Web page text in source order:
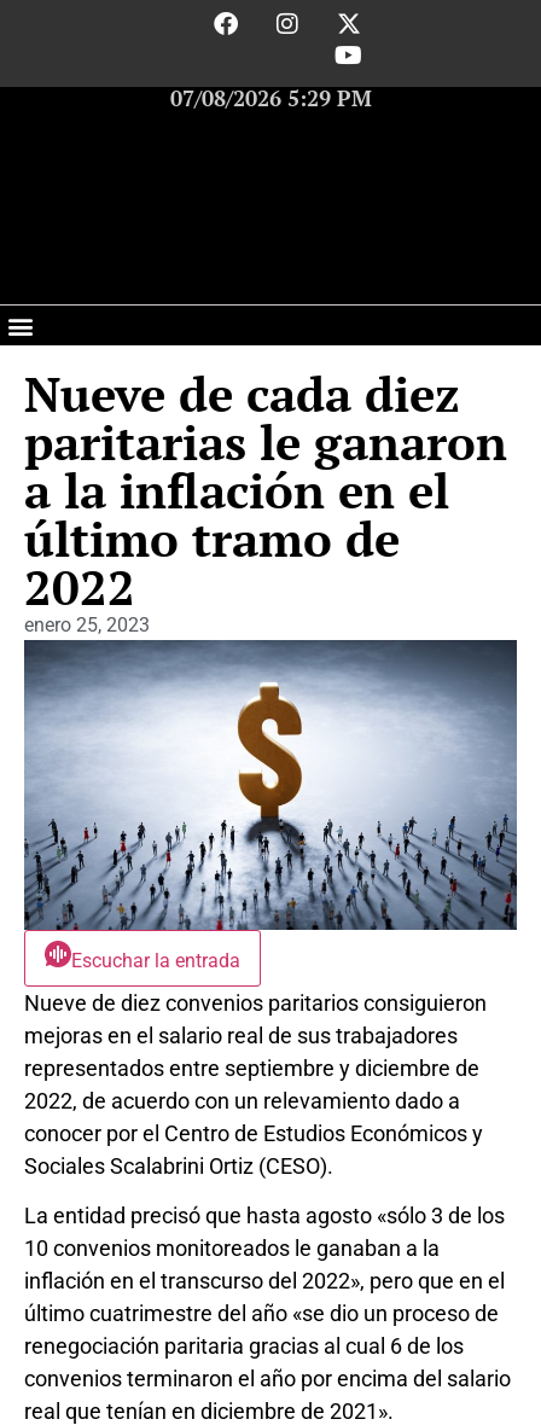
07/08/2026 5:29 PM
Nueve de cada diez
paritarias le ganaron
a la inflación en el
último tramo de
2022
enero 25, 2023
Escuchar la entrada
Nueve de diez convenios paritarios consiguieron
mejoras en el salario real de sus trabajadores
representados entre septiembre y diciembre de
2022, de acuerdo con un relevamiento dado a
conocer por el Centro de Estudios Económicos y
Sociales Scalabrini Ortiz (CESO).
La entidad precisó que hasta agosto «sólo 3 de los
10 convenios monitoreados le ganaban a la
inflación en el transcurso del 2022», pero que en el
último cuatrimestre del año «se dio un proceso de
renegociación paritaria gracias al cual 6 de los
convenios terminaron el año por encima del salario
real que tenían en diciembre de 2021».